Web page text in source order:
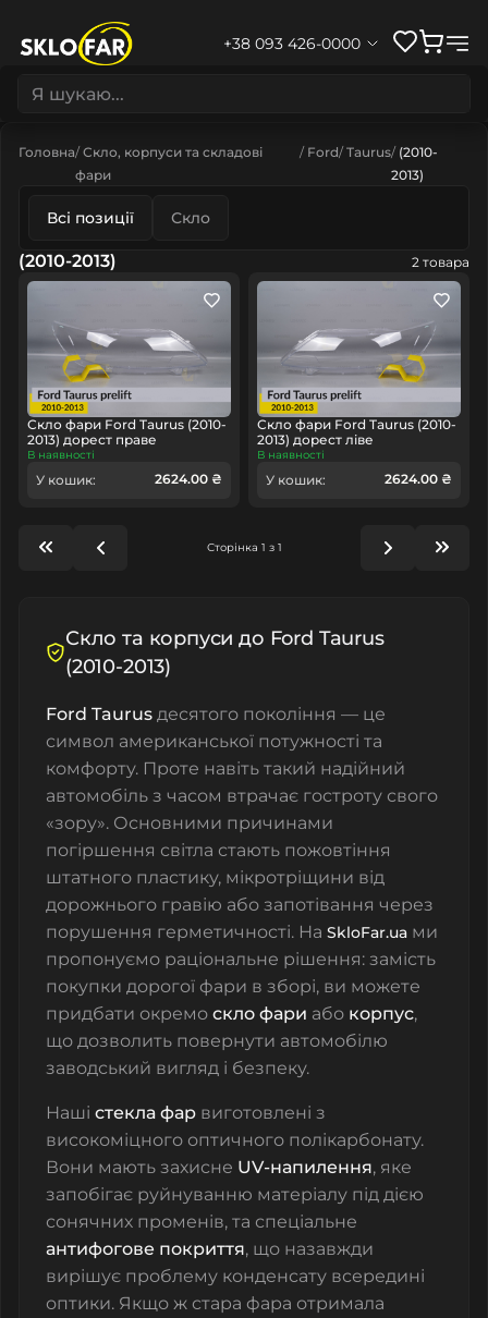
+38 093 426-0000
Головна Скло, корпуси та складові
фари
Ford Taurus (2010-
2013)
Всі позиції Скло
(2010-2013) 2 товара
Скло фари Ford Taurus (2010-
2013) дорест праве
В наявності
У кошик: 2624.00 ₴
Скло фари Ford Taurus (2010-
2013) дорест ліве
В наявності
У кошик: 2624.00 ₴
Сторінка 1 з 1
Скло та корпуси до Ford Taurus
(2010-2013)
Ford Taurus десятого покоління — це
символ американської потужності та
комфорту. Проте навіть такий надійний
автомобіль з часом втрачає гостроту свого
«зору». Основними причинами
погіршення світла стають пожовтіння
штатного пластику, мікротріщини від
дорожнього гравію або запотівання через
порушення герметичності. На SkloFar.ua ми
пропонуємо раціональне рішення: замість
покупки дорогої фари в зборі, ви можете
придбати окремо скло фари або корпус,
що дозволить повернути автомобілю
заводський вигляд і безпеку.
Наші стекла фар виготовлені з
високоміцного оптичного полікарбонату.
Вони мають захисне UV-напилення, яке
запобігає руйнуванню матеріалу під дією
сонячних променів, та спеціальне
антифогове покриття, що назавжди
вирішує проблему конденсату всередині
оптики. Якщо ж стара фара отримала